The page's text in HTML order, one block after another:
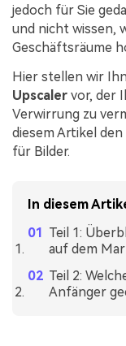
jedoch für Sie
und nicht wissen,
Geschäftsräume
Hier stellen wir
Upscaler vor, der
Verwirrung zu
diesem Artikel
für Bilder.
In diesem
Teil 1:
auf dem
Teil 2:
Anfänger